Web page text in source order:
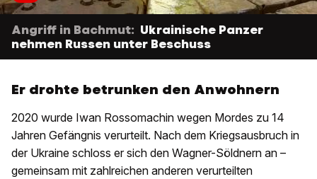
Angriff in Bachmut: Ukrainische Panzer
nehmen Russen unter Beschuss
Er drohte betrunken den Anwohnern
2020 wurde Iwan Rossomachin wegen Mordes zu 14
Jahren Gefängnis verurteilt. Nach dem Kriegsausbruch in
der Ukraine schloss er sich den Wagner-Söldnern an –
gemeinsam mit zahlreichen anderen verurteilten